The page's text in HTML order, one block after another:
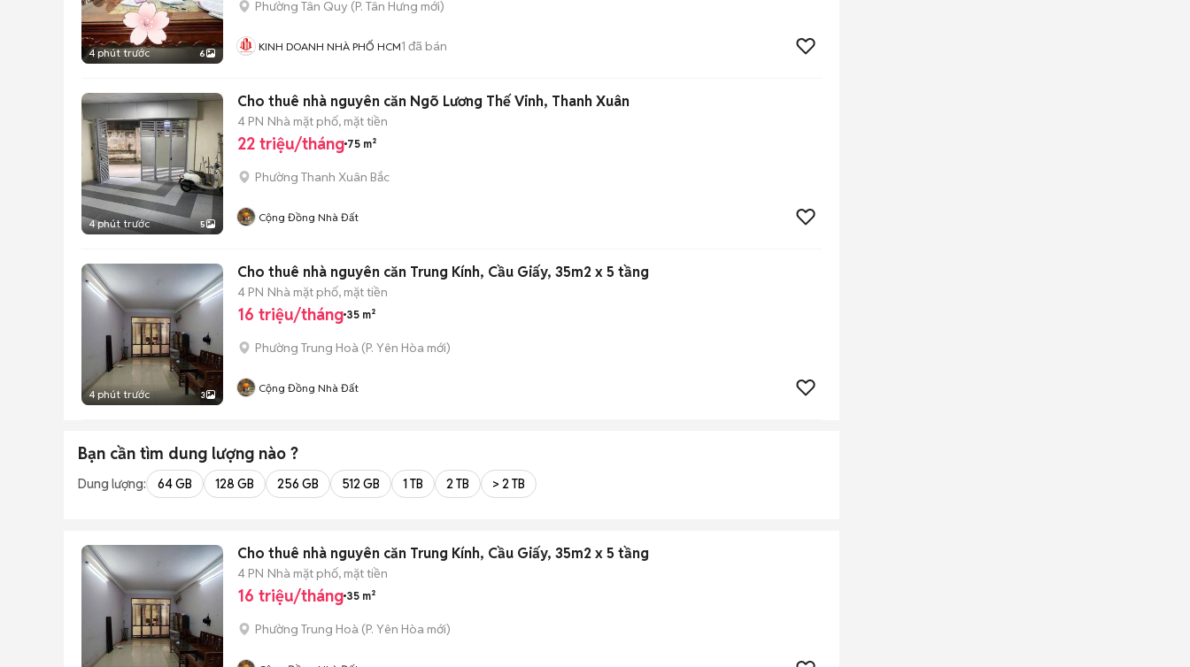
4 phút trước 6
Phường Tân Quy (P. Tân Hưng mới)
KINH DOANH NHÀ PHỐ HCM1 đã bán
4 phút trước 5
Cho thuê nhà nguyên căn Ngõ Lương Thế Vinh, Thanh Xuân
4 PN Nhà mặt phố, mặt tiền
22 triệu/tháng 75 m²
Phường Thanh Xuân Bắc
Cộng Đồng Nhà Đất
4 phút trước 3
Cho thuê nhà nguyên căn Trung Kính, Cầu Giấy, 35m2 x 5 tầng
4 PN Nhà mặt phố, mặt tiền
16 triệu/tháng 35 m²
Phường Trung Hoà (P. Yên Hòa mới)
Cộng Đồng Nhà Đất
Bạn cần tìm dung lượng nào ?
Dung lượng: 64 GB 128 GB 256 GB 512 GB 1 TB 2 TB > 2 TB
Cho thuê nhà nguyên căn Trung Kính, Cầu Giấy, 35m2 x 5 tầng
4 PN Nhà mặt phố, mặt tiền
16 triệu/tháng 35 m²
Phường Trung Hoà (P. Yên Hòa mới)